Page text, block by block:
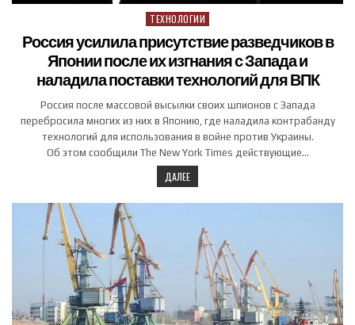
Posted in
ТЕХНОЛОГИИ
Россия усилила присутствие разведчиков в
Японии после их изгнания с Запада и
наладила поставки технологий для ВПК
Россия после массовой высылки своих шпионов с Запада
перебросила многих из них в Японию, где наладила контрабанду
технологий для использования в войне против Украины.
Об этом сообщили The New York Times действующие…
ДАЛЕЕ